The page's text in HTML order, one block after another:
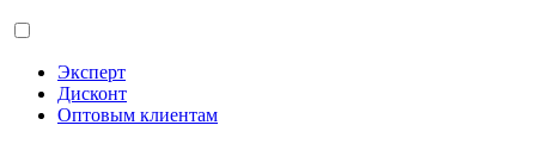
Эксперт
Дисконт
Оптовым клиентам